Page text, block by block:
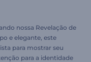
nossa Revelação de
e elegante, este
para mostrar seu
para a identidade